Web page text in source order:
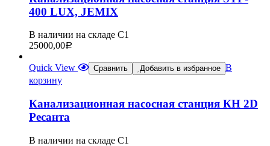
400 LUX, JEMIX
В наличии на складе С1
25000,00Р
Quick View Сравнить Добавить в избранное В
корзину
Канализационная насосная станция КН 2D
Ресанта
В наличии на складе С1